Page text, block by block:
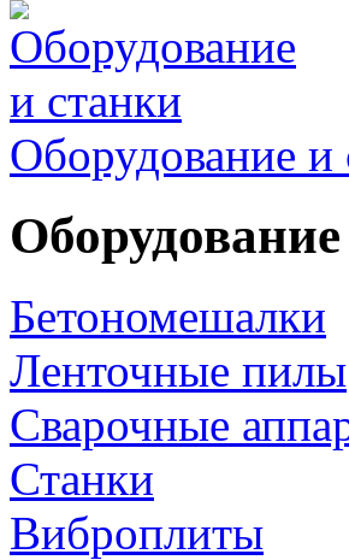
Оборудование и
Бетономешалки
Ленточные пилы
Сварочные
Станки
Виброплиты